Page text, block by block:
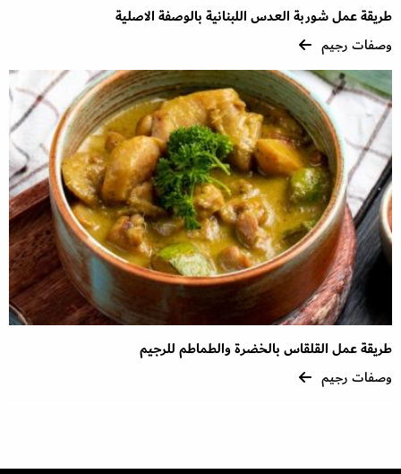
طريقة عمل شوربة العدس اللبنانية بالوصفة الاصلية
وصفات رجيم
طريقة عمل القلقاس بالخضرة والطماطم للرجيم
وصفات رجيم